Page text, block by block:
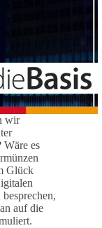
wir
Wäre es
Glück
auf die